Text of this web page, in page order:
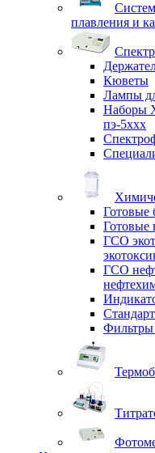
плавления и
Кюветы
Лампы
Наборы
пэ-5ххх
Готовые
Готовые
ГСО
ГСО